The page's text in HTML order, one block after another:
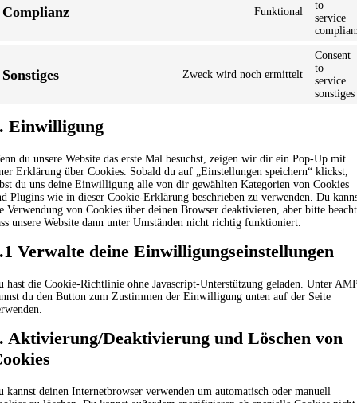
Complianz Funktional
to
service
Sonstiges Zweck wird noch ermittelt
Consent
to
service
sonstiges
Einwilligung
du unsere Website das erste Mal besuchst, zeigen wir dir ein Pop-Up mit
Erklärung über Cookies. Sobald du auf „Einstellungen speichern“ klickst,
du uns deine Einwilligung alle von dir gewählten Kategorien von Cookies
Plugins wie in dieser Cookie-Erklärung beschrieben zu verwenden. Du
Verwendung von Cookies über deinen Browser deaktivieren, aber bitte
unsere Website dann unter Umständen nicht richtig funktioniert.
Verwalte deine Einwilligungseinstellungen
hast die Cookie-Richtlinie ohne Javascript-Unterstützung geladen. Unter AMP
du den Button zum Zustimmen der Einwilligung unten auf der Seite
Aktivierung/Deaktivierung und Löschen von
kannst deinen Internetbrowser verwenden um automatisch oder manuell